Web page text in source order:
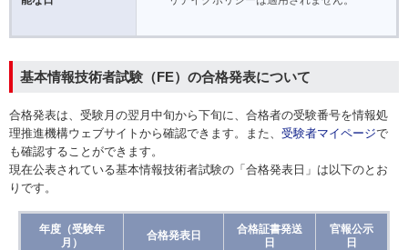
基本情報技術者試験（FE）の合格発表について
合格発表は、受験月の翌月中旬から下旬に、合格者の受験番号を情報処
理推進機構ウェブサイトから確認できます。また、 受験者マイページで
も確認することができます。
現在公表されている基本情報技術者試験の「合格発表日」は以下のとお
りです。
年度（受験年
月）
合格発表日
合格証書発送
日
官報公示
日